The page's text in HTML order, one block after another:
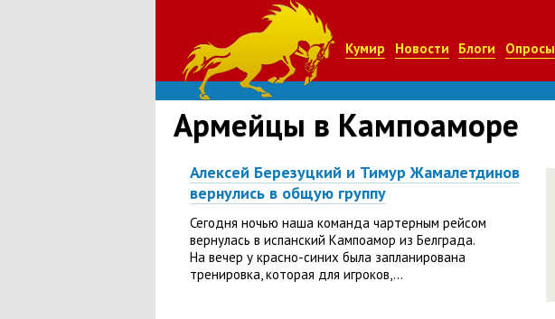
Кумир Новости Блоги Опросы
Армейцы в Кампоаморе
Алексей Березуцкий и Тимур Жамалетдинов
вернулись в общую группу
Сегодня ночью наша команда чартерным рейсом
вернулась в испанский Кампоамор из Белграда.
На вечер у красно-синих была запланирована
тренировка, которая для игроков,...